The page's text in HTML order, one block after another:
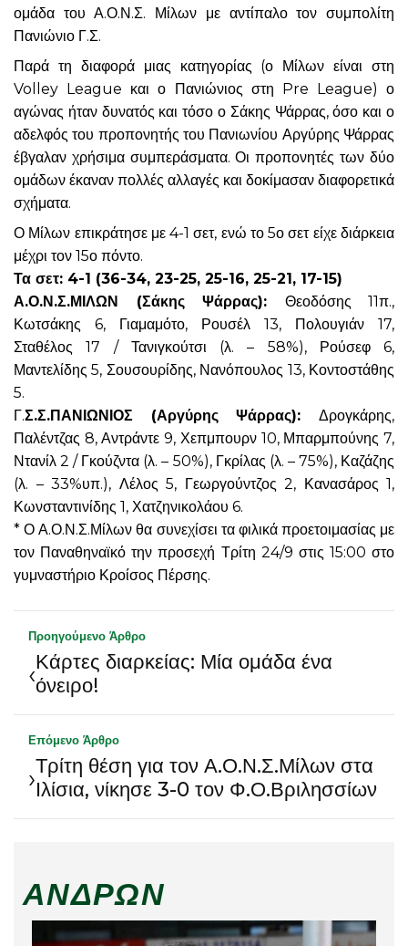
ομάδα του Α.Ο.Ν.Σ. Μίλων με αντίπαλο τον συμπολίτη
Πανιώνιο Γ.Σ.
Παρά τη διαφορά μιας κατηγορίας (ο Μίλων είναι στη
Volley League και ο Πανιώνιος στη Pre League) ο
αγώνας ήταν δυνατός και τόσο ο Σάκης Ψάρρας, όσο και ο
αδελφός του προπονητής του Πανιωνίου Αργύρης Ψάρρας
έβγαλαν χρήσιμα συμπεράσματα. Οι προπονητές των δύο
ομάδων έκαναν πολλές αλλαγές και δοκίμασαν διαφορετικά
σχήματα.
Ο Μίλων επικράτησε με 4-1 σετ, ενώ το 5ο σετ είχε διάρκεια
μέχρι τον 15ο πόντο.
Τα σετ: 4-1 (36-34, 23-25, 25-16, 25-21, 17-15)
Α.Ο.Ν.Σ.ΜΙΛΩΝ (Σάκης Ψάρρας): Θεοδόσης 11π.,
Κωτσάκης 6, Γιαμαμότο, Ρουσέλ 13, Πολουγιάν 17,
Σταθέλος 17 / Τανιγκούτσι (λ. – 58%), Ρούσεφ 6,
Μαντελίδης 5, Σουσουρίδης, Νανόπουλος 13, Κοντοστάθης
5.
Γ.Σ.Σ.ΠΑΝΙΩΝΙΟΣ (Αργύρης Ψάρρας): Δρογκάρης,
Παλέντζας 8, Αντράντε 9, Χεπμπουρν 10, Μπαρμπούνης 7,
Ντανίλ 2 / Γκούζντα (λ. – 50%), Γκρίλας (λ. – 75%), Καζάζης
(λ. – 33%υπ.), Λέλος 5, Γεωργούντζος 2, Κανασάρος 1,
Κωνσταντινίδης 1, Χατζηνικολάου 6.
* Ο Α.Ο.Ν.Σ.Μίλων θα συνεχίσει τα φιλικά προετοιμασίας με
τον Παναθηναϊκό την προσεχή Τρίτη 24/9 στις 15:00 στο
γυμναστήριο Κροίσος Πέρσης.
Προηγούμενο Άρθρο
‹Κάρτες διαρκείας: Μία ομάδα ένα
όνειρο!
Επόμενο Άρθρο
›Τρίτη θέση για τον Α.Ο.Ν.Σ.Μίλων στα
Ιλίσια, νίκησε 3-0 τον Φ.Ο.Βριλησσίων
ΑΝΔΡΏΝ